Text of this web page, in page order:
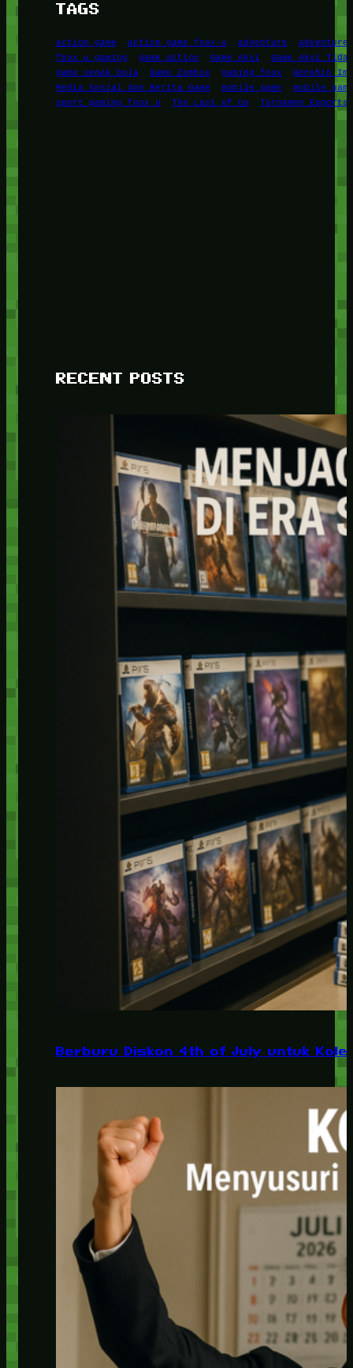
TAGS
action game action game foox-u adventure
adventure
foox u gaming
game action Game Aksi
Game Aksi Tidak
game sepak bola
Game Zombie gaming foox
Genshin
Media Sosial dan Berita Game
mobile game
mobile
sport gaming foox u
The Last of Us Turnamen Esports
RECENT POSTS
Berburu Diskon 4th of July untuk